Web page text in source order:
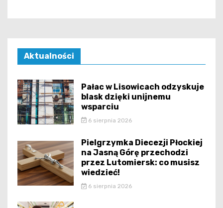
Aktualności
Pałac w Lisowicach odzyskuje
blask dzięki unijnemu
wsparciu
6 sierpnia 2026
Pielgrzymka Diecezji Płockiej
na Jasną Górę przechodzi
przez Lutomiersk: co musisz
wiedzieć!
6 sierpnia 2026